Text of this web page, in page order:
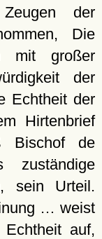
der
Die
mit großer
der
Echtheit der
Hirtenbrief
Bischof de
sein Urteil.
… weist
auf,